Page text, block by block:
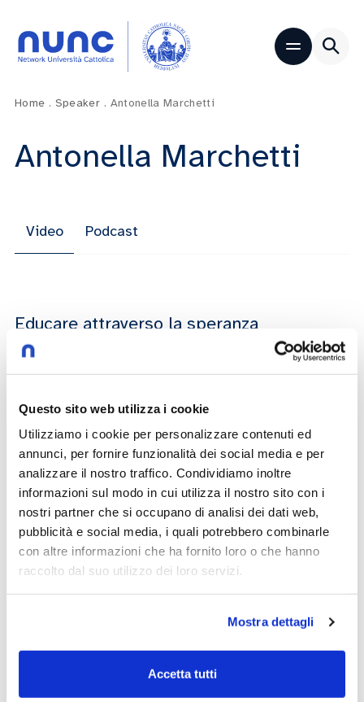
Questo sito web utilizza i cookie
Utilizziamo i cookie per personalizzare contenuti ed
annunci, per fornire funzionalità dei social media e per
analizzare il nostro traffico. Condividiamo inoltre
informazioni sul modo in cui utilizza il nostro sito con i
nostri partner che si occupano di analisi dei dati web,
pubblicità e social media, i quali potrebbero combinarle
con altre informazioni che ha fornito loro o che hanno
raccolto dal suo utilizzo dei loro servizi.
Mostra dettagli
Accetta tutti
Home . Speaker . Antonella Marchetti
Antonella Marchetti
Video Podcast
Educare attraverso la speranza
06/03/2025
Hiroshi Ishiguro’s vision on robotics and
artificial intelligence
Antonella Marchetti
09/10/2023